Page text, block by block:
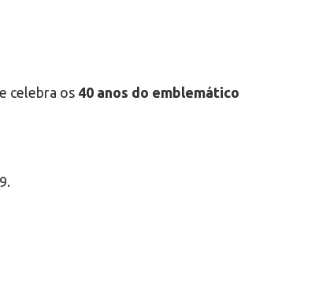
celebra os 40 anos do emblemático